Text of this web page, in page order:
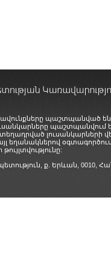
պաշտպանված
տեղադրված
եղանակներով
ք. Երևան, 0010,